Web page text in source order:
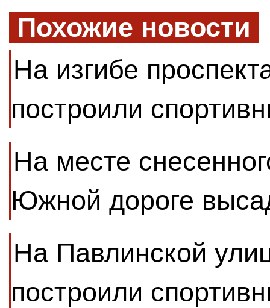
Похожие новости
На изгибе
построили
На месте
Южной дороге
На Павлинской
построили